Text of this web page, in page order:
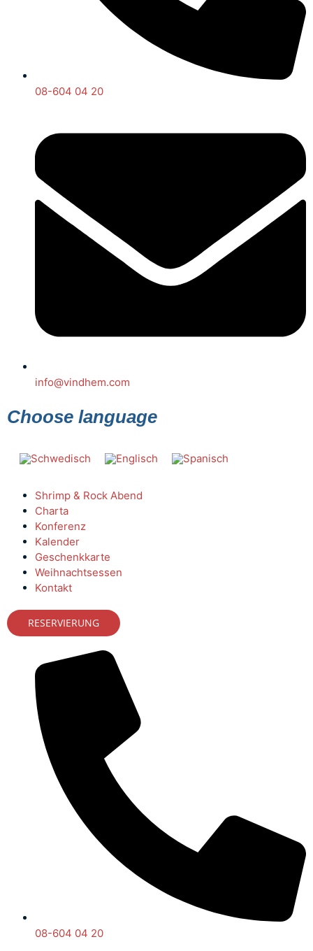
08-604 04 20
info@vindhem.com
Choose language
Shrimp & Rock Abend
Charta
Konferenz
Kalender
Geschenkkarte
Weihnachtsessen
Kontakt
RESERVIERUNG
08-604 04 20